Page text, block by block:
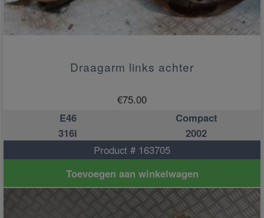
Draagarm links achter
€75.00
E46
Compact
316i
2002
Product # 163705
Toevoegen aan winkelwagen